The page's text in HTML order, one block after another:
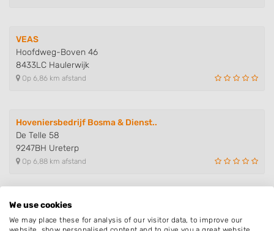
VEAS
Hoofdweg-Boven 46
8433LC Haulerwijk
Op 6,86 km afstand
Hoveniersbedrijf Bosma & Dienst..
De Telle 58
9247BH Ureterp
Op 6,88 km afstand
Boomkwekerij & Hoveniersbedrijf..
Halbe Wiersemaweg 2
We use cookies
We may place these for analysis of our visitor data, to improve our